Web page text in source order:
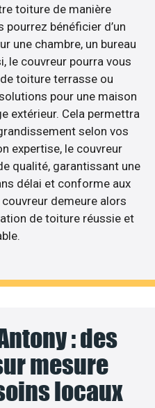
toiture de manière
pourrez bénéficier d’un
une chambre, un bureau
le couvreur pourra vous
toiture terrasse ou
pour une maison
extérieur. Cela permettra
selon vos
expertise, le couvreur
qualité, garantissant une
délai et conforme aux
demeure alors
de toiture réussie et
: des
mesure
locaux